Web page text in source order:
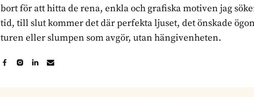
bort för att hitta de rena, enkla och grafiska motiven jag
tid, till slut kommer det där perfekta ljuset, det önskade
turen eller slumpen som avgör, utan hängivenheten.